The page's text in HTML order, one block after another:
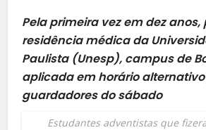
Pela primeira vez em dez anos,
residência médica da
Paulista (Unesp), campus de
aplicada em horário
guardadores do sábado
Estudantes adventistas que